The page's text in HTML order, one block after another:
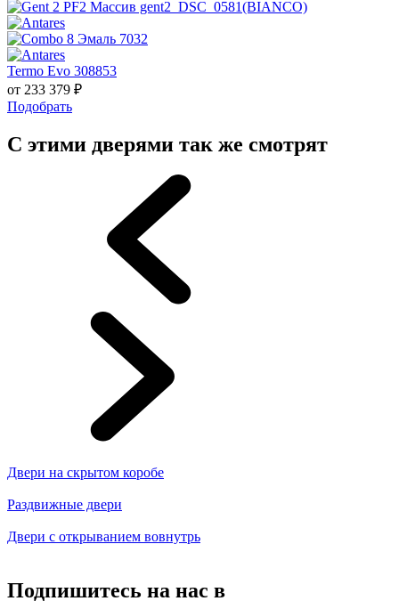
Termo Evo 308853
от 233 379 ₽
Подобрать
С этими дверями так же смотрят
Двери на скрытом коробе
Раздвижные двери
Двери с открыванием вовнутрь
Подпишитесь на нас в